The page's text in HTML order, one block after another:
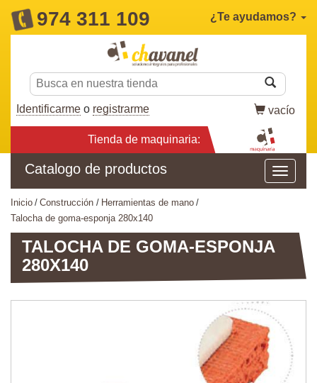
974 311 109 ¿Te ayudamos?
Identificarme o registrarme vacío
Tienda de maquinaria:
Catalogo de productos
inicio construcción
herramientas de mano
talocha de goma-esponja 280x140
TALOCHA DE GOMA-ESPONJA
280X140